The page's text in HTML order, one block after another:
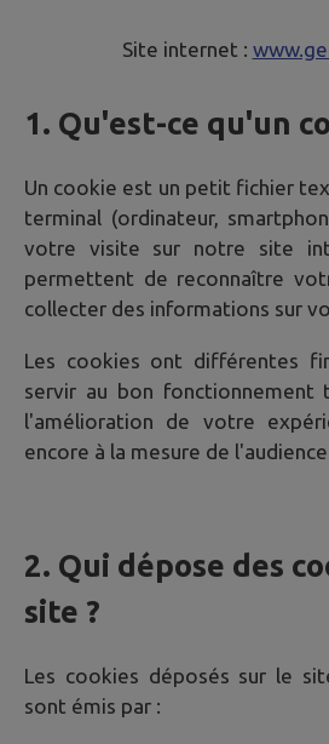
Site internet :
1. Qu'est-ce qu'un
Un cookie est un petit fichier
terminal (ordinateur,
votre visite sur notre site
permettent de reconnaître
collecter des informations sur
Les cookies ont différentes
servir au bon fonctionnement
l'amélioration de votre
encore à la mesure de l'audience
2. Qui dépose des
site ?
Les cookies déposés sur le
sont émis par :